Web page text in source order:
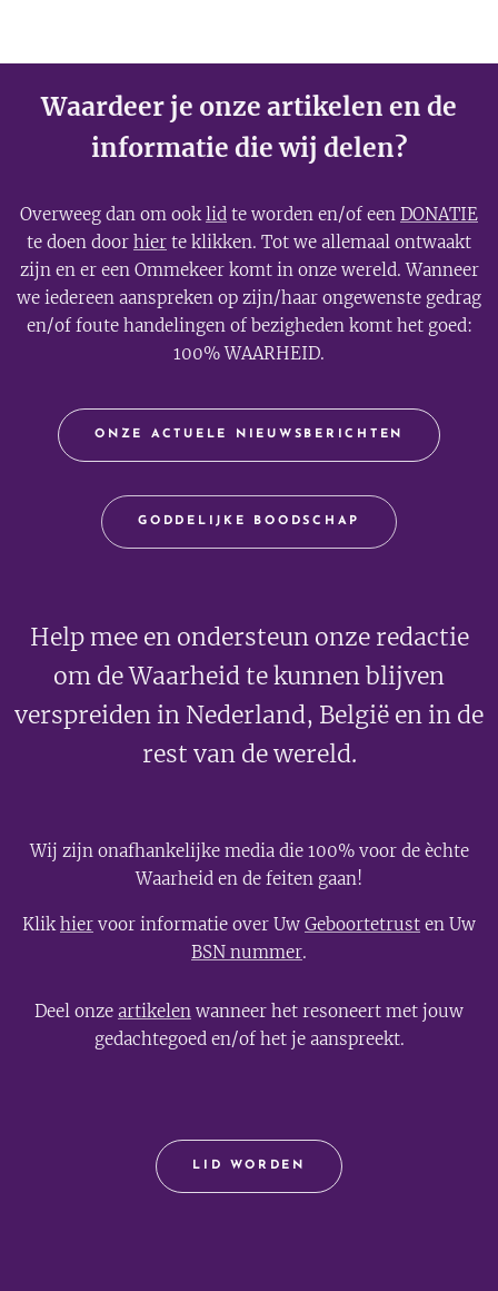
Waardeer je onze artikelen en de
informatie die wij delen?
Overweeg dan om ooklid te worden en/of een DONATIE
te doen door hier te klikken. Tot we allemaal ontwaakt
zijn en er een Ommekeer komt in onze wereld. Wanneer
we iedereen aanspreken op zijn/haar ongewenste gedrag
en/of foute handelingen of bezigheden komt het goed:
100% WAARHEID.
ONZE ACTUELE NIEUWSBERICHTEN
GODDELIJKE BOODSCHAP
Help mee en ondersteun onze redactie
om de Waarheid te kunnen blijven
verspreiden in Nederland, België en in de
rest van de wereld.
Wij zijn onafhankelijke media die 100% voor de èchte
Waarheid en de feiten gaan!
Klikhier voor informatie over Uw Geboortetrust en Uw
BSN nummer.
Deel onze artikelen wanneer het resoneert met jouw
gedachtegoed en/of het je aanspreekt.
LID WORDEN